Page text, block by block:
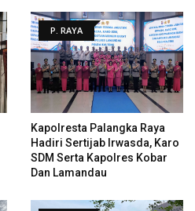
P. RAYA
Kapolresta Palangka Raya
Hadiri Sertijab Irwasda, Karo
SDM Serta Kapolres Kobar
Dan Lamandau